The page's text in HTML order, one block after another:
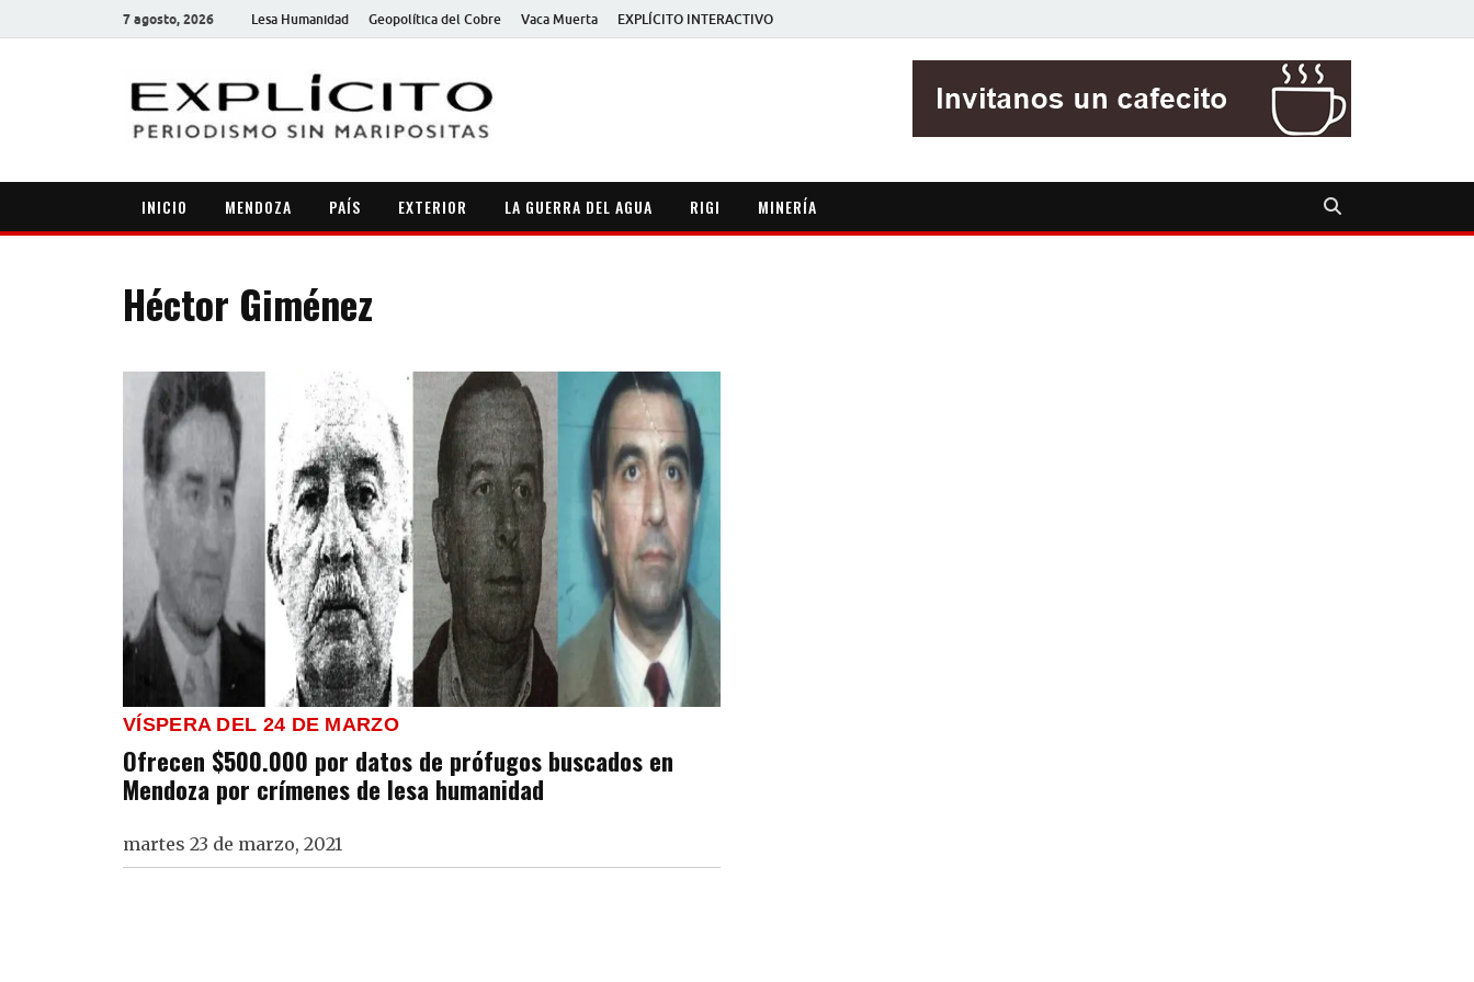
7 agosto, 2026 Lesa Humanidad Geopolítica del Cobre Vaca Muerta EXPLÍCITO INTERACTIVO
INICIO MENDOZA PAÍS EXTERIOR LA GUERRA DEL AGUA RIGI MINERÍA
Héctor Giménez
VÍSPERA DEL 24 DE MARZO
Ofrecen $500.000 por datos de prófugos buscados en
Mendoza por crímenes de lesa humanidad
martes 23 de marzo, 2021